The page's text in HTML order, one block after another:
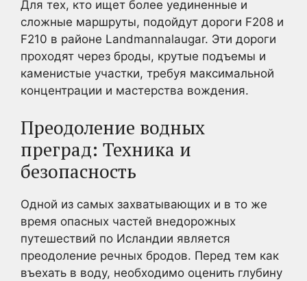
Для тех, кто ищет более уединенные и
сложные маршруты, подойдут дороги F208 и
F210 в районе Landmannalaugar. Эти дороги
проходят через броды, крутые подъемы и
каменистые участки, требуя максимальной
концентрации и мастерства вождения.
Преодоление водных
преград: Техника и
безопасность
Одной из самых захватывающих и в то же
время опасных частей внедорожных
путешествий по Исландии является
преодоление речных бродов. Перед тем как
въехать в воду, необходимо оценить глубину